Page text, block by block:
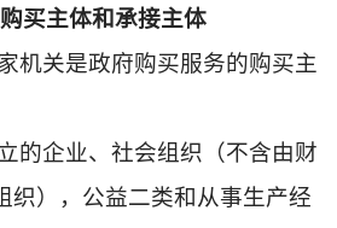
买主体和承接主体
关是政府购买服务的购买主
企业、社会组织（不含由财
织），公益二类和从事生产经